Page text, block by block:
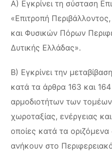
Α) Εγκρίνει τη σύσταση
«Επιτροπή
και Φυσικών Πόρων
Δυτικής Ελλάδας».
Β) Εγκρίνει την
κατά τα άρθρα 163 και
αρμοδιοτήτων των
χωροταξίας, ενέργειας
οποίες κατά τα
ανήκουν στο